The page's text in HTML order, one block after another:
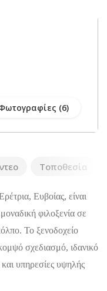
Τοποθεσία
Ευβοίας, είναι
φιλοξενία σε
Το ξενοδοχείο
σχεδιασμό, ιδανικό
υπηρεσίες υψηλής